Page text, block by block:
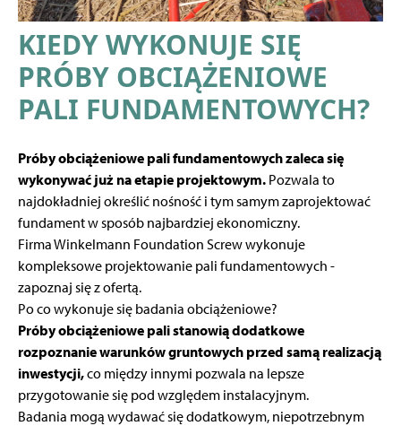
KIEDY WYKONUJE SIĘ
PRÓBY OBCIĄŻENIOWE
PALI FUNDAMENTOWYCH?
Próby obciążeniowe pali fundamentowych zaleca się
wykonywać już na etapie projektowym. Pozwala to
najdokładniej określić nośność i tym samym zaprojektować
fundament w sposób najbardziej ekonomiczny.
Firma Winkelmann Foundation Screw wykonuje
kompleksowe projektowanie pali fundamentowych -
zapoznaj się z ofertą.
Po co wykonuje się badania obciążeniowe?
Próby obciążeniowe pali stanowią dodatkowe
rozpoznanie warunków gruntowych przed samą realizacją
inwestycji,co między innymi pozwala na lepsze
przygotowanie się pod względem instalacyjnym.
Badania mogą wydawać się dodatkowym, niepotrzebnym